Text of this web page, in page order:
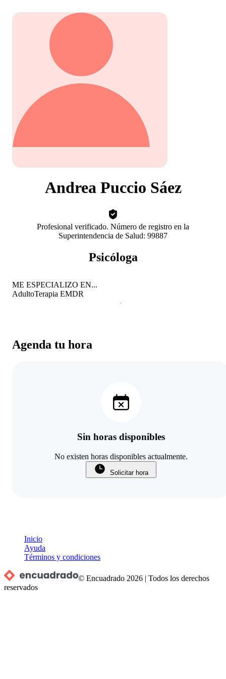
Andrea Puccio Sáez
Profesional verificado. Número de registro en la
Superintendencia de Salud: 99887
Psicóloga
Agenda tu hora
Sin horas disponibles
No existen horas disponibles actualmente.
Solicitar hora
ME ESPECIALIZO EN...
AdultoTerapia EMDR
Inicio
Ayuda
Términos y condiciones
© Encuadrado 2026 |Todos los derechos
reservados